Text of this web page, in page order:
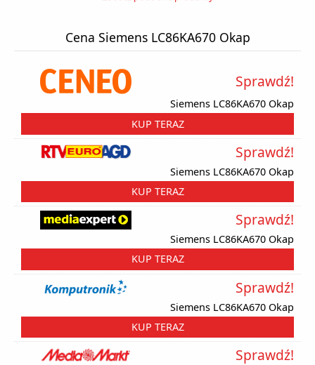
Cena Siemens LC86KA670 Okap
Siemens LC86KA670 Okap
Sprawdź!
KUP TERAZ
Siemens LC86KA670 Okap
Sprawdź!
KUP TERAZ
Siemens LC86KA670 Okap
Sprawdź!
KUP TERAZ
Siemens LC86KA670 Okap
Sprawdź!
KUP TERAZ
Sprawdź!